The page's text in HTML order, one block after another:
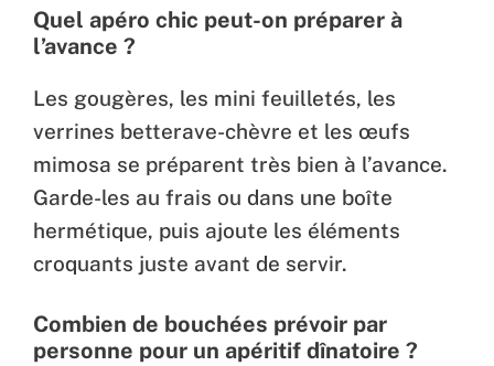
Quel apéro chic peut-on préparer à
l’avance ?
Les gougères, les mini feuilletés, les
verrines betterave-chèvre et les œufs
mimosa se préparent très bien à l’avance.
Garde-les au frais ou dans une boîte
hermétique, puis ajoute les éléments
croquants juste avant de servir.
Combien de bouchées prévoir par
personne pour un apéritif dînatoire ?